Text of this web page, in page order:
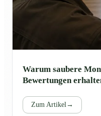
Warum saubere
Bewertungen
Zum Artikel→